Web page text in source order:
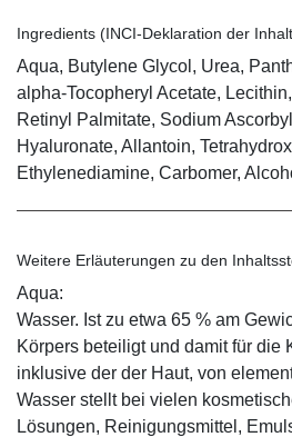
Ingredients (INCI-Deklaration der
Aqua, Butylene Glycol, Urea,
alpha-Tocopheryl Acetate,
Retinyl Palmitate, Sodium
Hyaluronate, Allantoin,
Ethylenediamine, Carbomer,
Weitere Erläuterungen zu den
Aqua:
Wasser. Ist zu etwa 65 % am
Körpers beteiligt und damit für die
inklusive der der Haut, von
Wasser stellt bei vielen
Lösungen, Reinigungsmittel,